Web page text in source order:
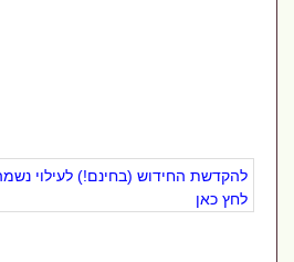
להקדשת החידוש (בחינם!) לעילוי
לחץ כאן